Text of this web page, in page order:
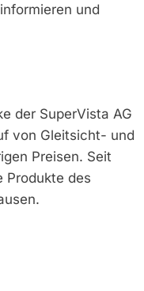
und
der SuperVista AG
von Gleitsicht- und
Preisen. Seit
Produkte des